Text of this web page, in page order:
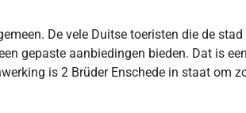
De vele Duitse toeristen die de
gepaste aanbiedingen bieden. Dat is
is 2 Brüder Enschede in staat om